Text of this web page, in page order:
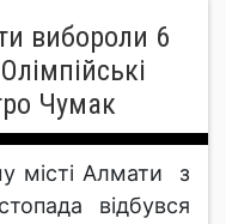
вибороли 6
Чумак
місті Алмати з
відбувся